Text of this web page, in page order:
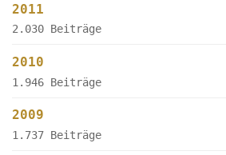
2011
2.030 Beiträge
2010
1.946 Beiträge
2009
1.737 Beiträge